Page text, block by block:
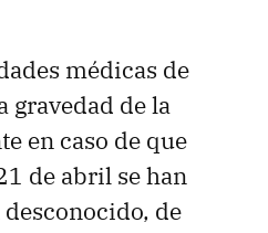
médicas de
gravedad de la
en caso de que
de abril se han
de